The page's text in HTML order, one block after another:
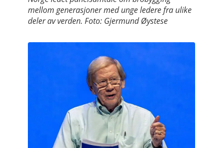
mellom generasjoner med unge ledere fra ulike
deler av verden. Foto: Gjermund Øystese